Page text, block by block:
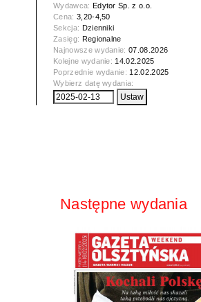
Wydawca: Edytor Sp. z o.o.
Cena: 3,20-4,50
Sekcja: Dzienniki
Zasięg: Regionalne
Najnowsze wydanie:07.08.2026
Kolejne wydanie: 14.02.2025
Poprzednie wydanie: 12.02.2025
Wybierz datę wydania:
Następne wydania